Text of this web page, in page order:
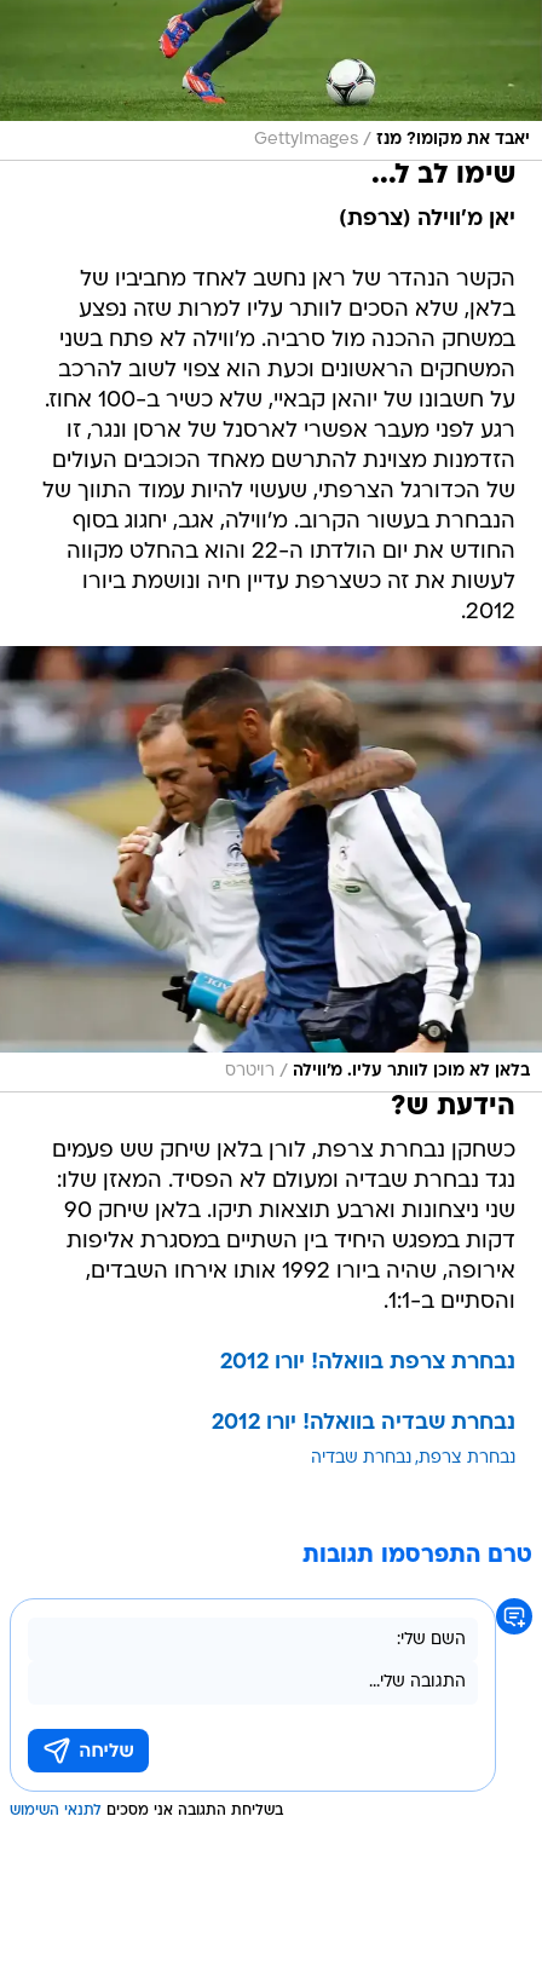
יאבד את מקומו? מנז /
GettyImages
שימו לב ל...
יאן מ'ווילה (צרפת)
הקשר הנהדר של ראן נחשב לאחד מחביביו של
בלאן, שלא הסכים לוותר עליו למרות שזה נפצע
במשחק ההכנה מול סרביה. מ'ווילה לא פתח בשני
המשחקים הראשונים וכעת הוא צפוי לשוב להרכב
על חשבונו של יוהאן קבאיי, שלא כשיר ב-100 אחוז.
רגע לפני מעבר אפשרי לארסנל של ארסן ונגר, זו
הזדמנות מצוינת להתרשם מאחד הכוכבים העולים
של הכדורגל הצרפתי, שעשוי להיות עמוד התווך של
הנבחרת בעשור הקרוב. מ'ווילה, אגב, יחגוג בסוף
החודש את יום הולדתו ה-22 והוא בהחלט מקווה
לעשות את זה כשצרפת עדיין חיה ונושמת ביורו
2012.
בלאן לא מוכן לוותר עליו. מ'ווילה / רויטרס
הידעת ש?
כשחקן נבחרת צרפת, לורן בלאן שיחק שש פעמים
נגד נבחרת שבדיה ומעולם לא הפסיד. המאזן שלו:
שני ניצחונות וארבע תוצאות תיקו. בלאן שיחק 90
דקות במפגש היחיד בין השתיים במסגרת אליפות
אירופה, שהיה ביורו 1992 אותו אירחו השבדים,
והסתיים ב-1:1.
נבחרת צרפת בוואלה! יורו 2012
נבחרת שבדיה בוואלה! יורו 2012
נבחרת צרפת נבחרת שבדיה
טרם התפרסמו תגובות
בשליחת התגובה אני מסכים לתנאי השימוש